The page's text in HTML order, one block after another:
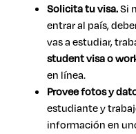
Solicita tu visa.Si
entrar al país,
vas a estudiar,
student visa o
en línea.
Provee fotos y
estudiante y
información en